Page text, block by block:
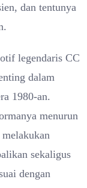
dan tentunya
legendaris CC
dalam
1980-an.
menurun
sekaligus
dengan